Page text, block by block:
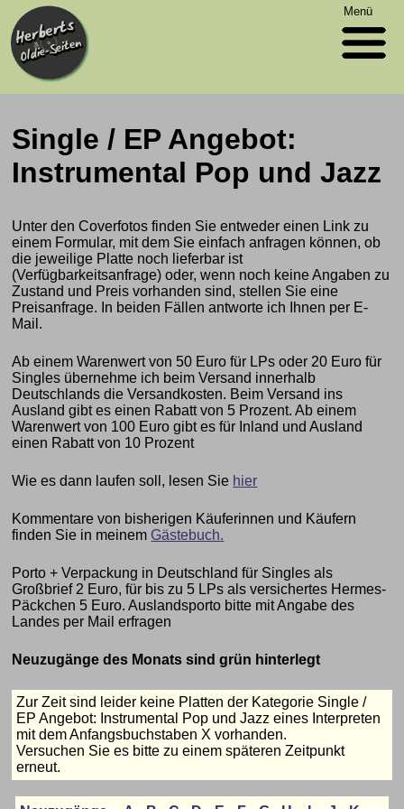
Menü
Single / EP Angebot:
Instrumental Pop und Jazz
Unter den Coverfotos finden Sie entweder einen Link zu
einem Formular, mit dem Sie einfach anfragen können, ob
die jeweilige Platte noch lieferbar ist
(Verfügbarkeitsanfrage) oder, wenn noch keine Angaben zu
Zustand und Preis vorhanden sind, stellen Sie eine
Preisanfrage. In beiden Fällen antworte ich Ihnen per E-
Mail.
Ab einem Warenwert von 50 Euro für LPs oder 20 Euro für
Singles übernehme ich beim Versand innerhalb
Deutschlands die Versandkosten. Beim Versand ins
Ausland gibt es einen Rabatt von 5 Prozent. Ab einem
Warenwert von 100 Euro gibt es für Inland und Ausland
einen Rabatt von 10 Prozent
Wie es dann laufen soll, lesen Sie hier
Kommentare von bisherigen Käuferinnen und Käufern
finden Sie in meinem Gästebuch.
Porto + Verpackung in Deutschland für Singles als
Großbrief 2 Euro, für bis zu 5 LPs als versichertes Hermes-
Päckchen 5 Euro. Auslandsporto bitte mit Angabe des
Landes per Mail erfragen
Neuzugänge des Monats sind grün hinterlegt
Zur Zeit sind leider keine Platten der Kategorie Single /
EP Angebot: Instrumental Pop und Jazz eines Interpreten
mit dem Anfangsbuchstaben X vorhanden.
Versuchen Sie es bitte zu einem späteren Zeitpunkt
erneut.